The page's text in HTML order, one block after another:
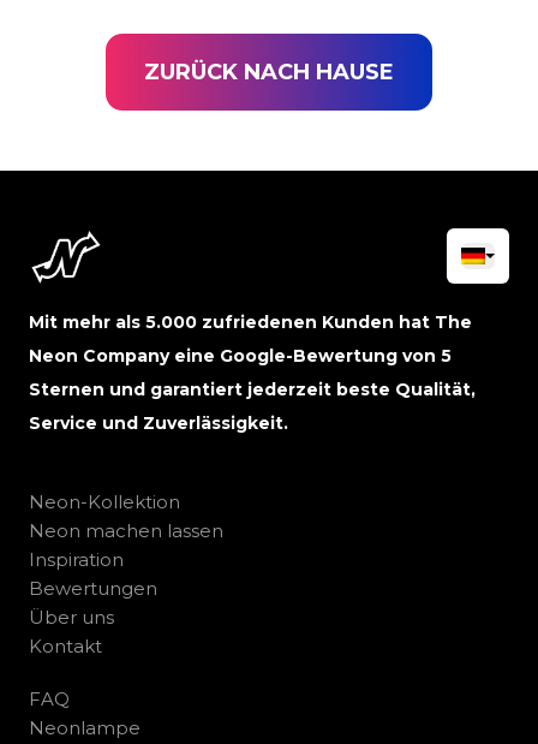
ZURÜCK NACH HAUSE
Mit mehr als 5.000 zufriedenen Kunden hat The
Neon Company eine Google-Bewertung von 5
Sternen und garantiert jederzeit beste Qualität,
Service und Zuverlässigkeit.
Neon-Kollektion
Neon machen lassen
Inspiration
Bewertungen
Über uns
Kontakt
FAQ
Neonlampe